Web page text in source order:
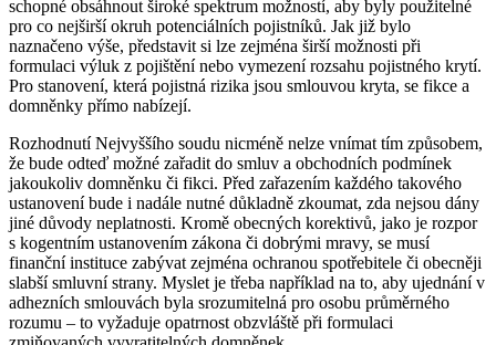
schopné obsáhnout široké spektrum možností, aby byly použitelné
pro co nejširší okruh potenciálních pojistníků. Jak již bylo
naznačeno výše, představit si lze zejména širší možnosti při
formulaci výluk z pojištění nebo vymezení rozsahu pojistného krytí.
Pro stanovení, která pojistná rizika jsou smlouvou kryta, se fikce a
domněnky přímo nabízejí.
Rozhodnutí Nejvyššího soudu nicméně nelze vnímat tím způsobem,
že bude odteď možné zařadit do smluv a obchodních podmínek
jakoukoliv domněnku či fikci. Před zařazením každého takového
ustanovení bude i nadále nutné důkladně zkoumat, zda nejsou dány
jiné důvody neplatnosti. Kromě obecných korektivů, jako je rozpor
s kogentním ustanovením zákona či dobrými mravy, se musí
finanční instituce zabývat zejména ochranou spotřebitele či obecněji
slabší smluvní strany. Myslet je třeba například na to, aby ujednání v
adhezních smlouvách byla srozumitelná pro osobu průměrného
rozumu – to vyžaduje opatrnost obzvláště při formulaci